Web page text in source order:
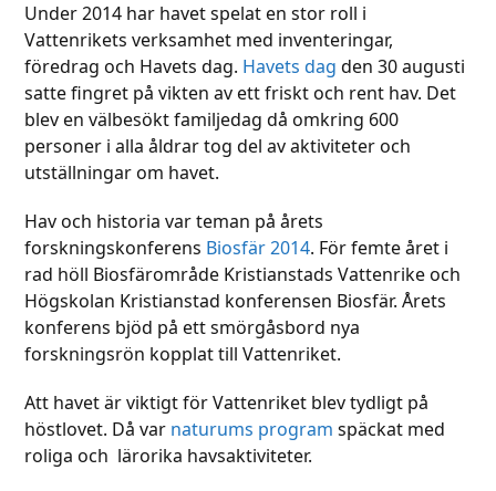
Under 2014 har havet spelat en stor roll i
Vattenrikets verksamhet med inventeringar,
föredrag och Havets dag. Havets dag den 30 augusti
satte fingret på vikten av ett friskt och rent hav. Det
blev en välbesökt familjedag då omkring 600
personer i alla åldrar tog del av aktiviteter och
utställningar om havet.
Hav och historia var teman på årets
forskningskonferens Biosfär 2014. För femte året i
rad höll Biosfärområde Kristianstads Vattenrike och
Högskolan Kristianstad konferensen Biosfär. Årets
konferens bjöd på ett smörgåsbord nya
forskningsrön kopplat till Vattenriket.
Att havet är viktigt för Vattenriket blev tydligt på
höstlovet. Då var naturums program späckat med
roliga och lärorika havsaktiviteter.